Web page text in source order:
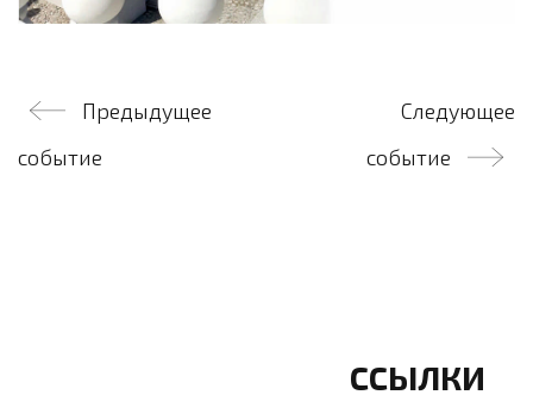
Навигация
по
Предыдущее
событие
Следующее
событие
ССЫЛКИ